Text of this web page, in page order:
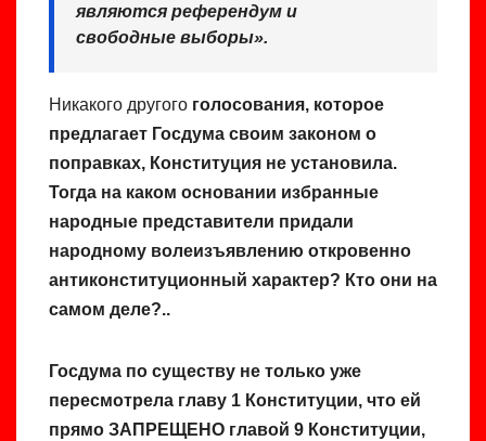
являются референдум и
свободные выборы».
Никакого другого голосования, которое
предлагает Госдума своим законом о
поправках, Конституция не установила.
Тогда на каком основании избранные
народные представители придали
народному волеизъявлению откровенно
антиконституционный характер? Кто они на
самом деле?..
Госдума по существу не только уже
пересмотрела главу 1 Конституции, что ей
прямо ЗАПРЕЩЕНО главой 9 Конституции,